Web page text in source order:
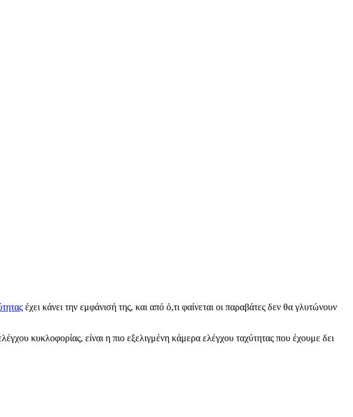
έχει κάνει την εμφάνισή της, και από ό,τι φαίνεται οι παραβάτες δεν θα γλυτώνουν
κυκλοφορίας, είναι η πιο εξελιγμένη κάμερα ελέγχου ταχύτητας που έχουμε δει